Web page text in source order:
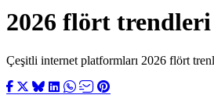
2026 flört trendleri
Çeşitli internet platformları 2026 flört